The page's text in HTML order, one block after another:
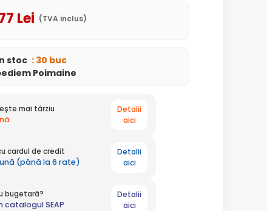
Lei (TVA inclus)
stoc : 30 buc
Poimaine
mai târziu
Detalii
aici
cardul de credit
(până la 6 rate)
Detalii
aici
bugetară?
SEAP
Detalii
aici